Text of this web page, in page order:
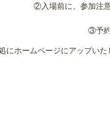
の確認・
り入
ホームページにアップいた